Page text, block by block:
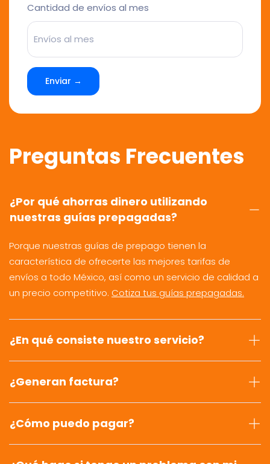
Cantidad de envíos al mes
Enviar →
Preguntas Frecuentes
¿Por qué ahorras dinero utilizando
nuestras guías prepagadas?
Porque nuestras guías de prepago tienen la
característica de ofrecerte las mejores tarifas de
envíos a todo México, así como un servicio de calidad a
un precio competitivo. Cotiza tus guías prepagadas.
¿En qué consiste nuestro servicio?
¿Generan factura?
¿Cómo puedo pagar?